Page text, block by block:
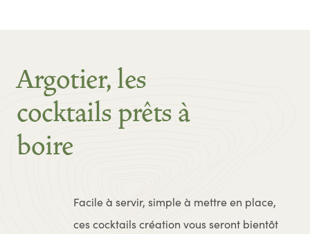
Argotier, les
cocktails prêts à
boire
Facile à servir, simple à mettre en place,
ces cocktails création vous seront bientôt